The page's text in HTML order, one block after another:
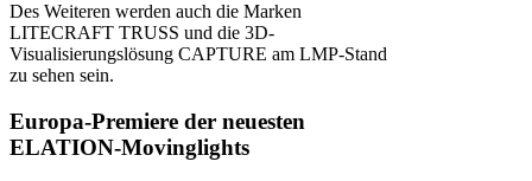
Des Weiteren werden auch die Marken
LITECRAFT TRUSS und die 3D-
Visualisierungslösung CAPTURE am LMP-Stand
zu sehen sein.
Europa-Premiere der neuesten
ELATION-Movinglights